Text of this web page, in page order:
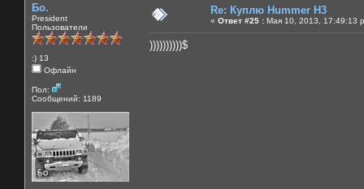
Бо.
President
Пользователи
:) 13
Офлайн
Пол:
Сообщений: 1189
Re: Куплю Hummer H3
« Ответ #25 : Мая 10, 2013, 17:49:13
))))))))))$